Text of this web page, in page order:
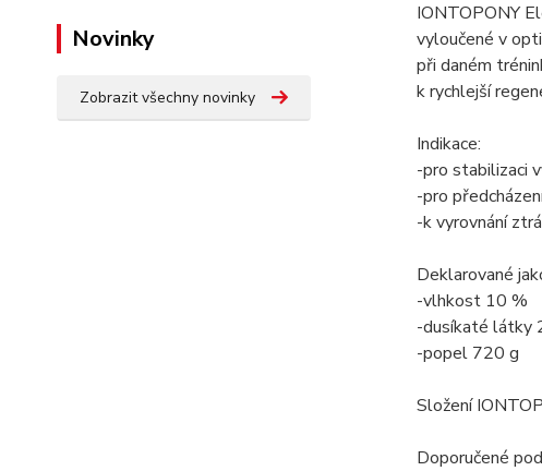
Novinky
Zobrazit všechny novinky
IONTOPONY
vyloučené v
při daném
k rychlejší
Indikace:
-pro stabilizaci
-pro
-k vyrovnání
Deklarované
-vlhkost 10 %
-dusíkaté látky
-popel 720 g
Složení
Doporučené